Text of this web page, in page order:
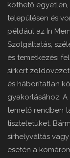
köthető
településen és
például az In
Szolgáltatás,
és temetkezési
sírkert
és háborítatlan
gyakorlásához.
temető rendben
tiszteletüket.
sírhelyváltás
esetén a